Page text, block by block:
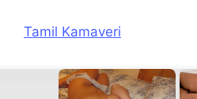
Tamil Kamaveri